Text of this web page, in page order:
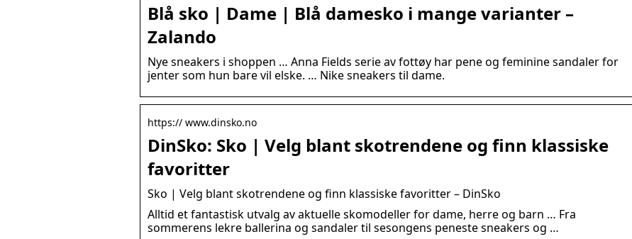
Blå sko | Dame | Blå damesko i mange varianter –
Zalando
Nye sneakers i shoppen … Anna Fields serie av fottøy har pene og feminine sandaler for
jenter som hun bare vil elske. … Nike sneakers til dame.
https:// www.dinsko.no
DinSko: Sko | Velg blant skotrendene og finn klassiske
favoritter
Sko | Velg blant skotrendene og finn klassiske favoritter – DinSko
Alltid et fantastisk utvalg av aktuelle skomodeller for dame, herre og barn … Fra
sommerens lekre ballerina og sandaler til sesongens peneste sneakers og …